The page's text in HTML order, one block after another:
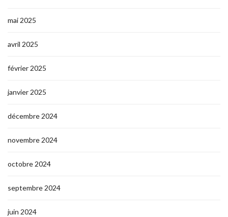
mai 2025
avril 2025
février 2025
janvier 2025
décembre 2024
novembre 2024
octobre 2024
septembre 2024
juin 2024